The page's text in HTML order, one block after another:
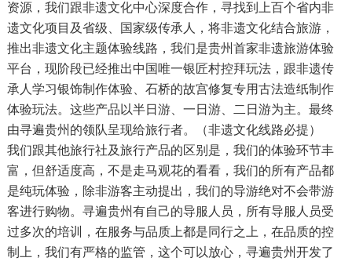
资源，我们跟非遗文化中心深度合作，寻找到上百个省内非
遗文化项目及省级、国家级传承人，将非遗文化结合旅游，
推出非遗文化主题体验线路，我们是贵州首家非遗旅游体验
平台，现阶段已经推出中国唯一银匠村控拜玩法，跟非遗传
承人学习银饰制作体验、石桥的故宫修复专用古法造纸制作
体验玩法。这些产品以半日游、一日游、二日游为主。最终
由寻遍贵州的领队呈现给旅行者。（非遗文化线路必提）
我们跟其他旅行社及旅行产品的区别是，我们的体验环节丰
富，但舒适度高，不是走马观花的看看，我们的所有产品都
是纯玩体验，除非游客主动提出，我们的导游绝对不会带游
客进行购物。寻遍贵州有自己的导服人员，所有导服人员受
过多次的培训，在服务与品质上都是同行之上，在品质的控
制上，我们有严格的监管，这个可以放心，寻遍贵州开发了